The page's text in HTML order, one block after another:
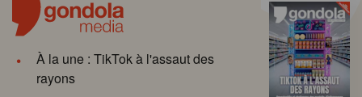
À la une : TikTok à l'assaut des
rayons